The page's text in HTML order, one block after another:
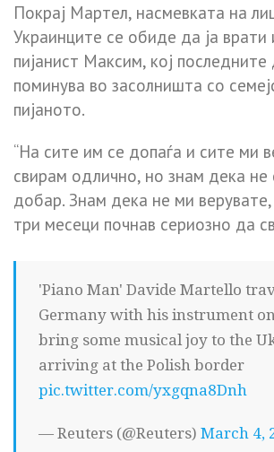
Покрај Мартел, насмевката на
Украинците се обиде да ја врати
пијанист Максим, кој последните
поминува во засолништа со
пијаното.
“На сите им се допаѓа и сите ми
свирам одлично, но знам дека не
добар. Знам дека не ми
три месеци почнав сериозно да
'Piano Man' Davide Martello
Germany with his instrument
bring some musical joy to the
arriving at the Polish border
pic.twitter.com/yxgqna8Dnh
— Reuters (@Reuters) March 4,